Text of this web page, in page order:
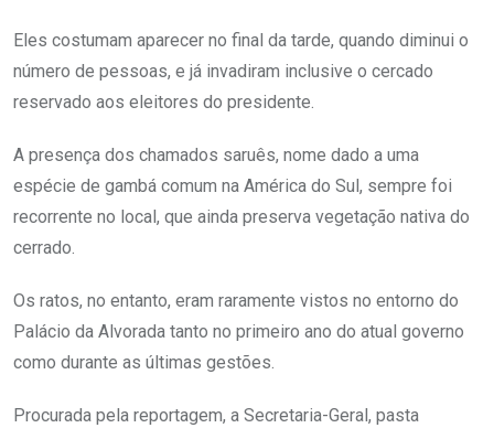
Eles costumam aparecer no final da tarde, quando diminui o
número de pessoas, e já invadiram inclusive o cercado
reservado aos eleitores do presidente.
A presença dos chamados saruês, nome dado a uma
espécie de gambá comum na América do Sul, sempre foi
recorrente no local, que ainda preserva vegetação nativa do
cerrado.
Os ratos, no entanto, eram raramente vistos no entorno do
Palácio da Alvorada tanto no primeiro ano do atual governo
como durante as últimas gestões.
Procurada pela reportagem, a Secretaria-Geral, pasta